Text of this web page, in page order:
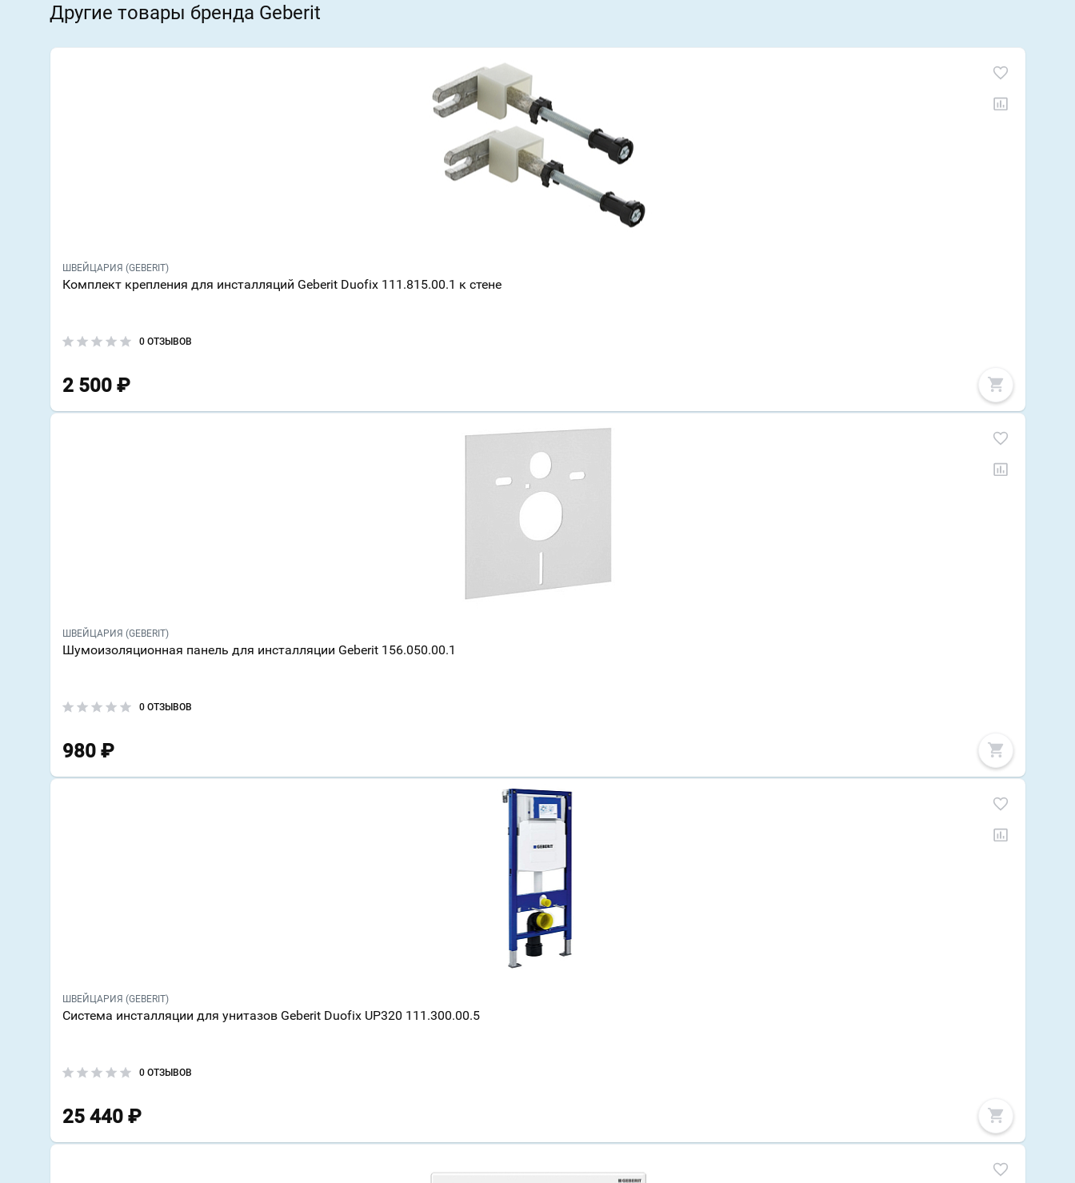
Другие товары бренда Geberit
ШВЕЙЦАРИЯ (GEBERIT)
Комплект крепления для инсталляций Geberit Duofix 111.815.00.1 к стене
0 ОТЗЫВОВ
2 500 ₽
ШВЕЙЦАРИЯ (GEBERIT)
Шумоизоляционная панель для инсталляции Geberit 156.050.00.1
0 ОТЗЫВОВ
980 ₽
ШВЕЙЦАРИЯ (GEBERIT)
Система инсталляции для унитазов Geberit Duofix UP320 111.300.00.5
0 ОТЗЫВОВ
25 440 ₽
Ваш город
Сменить город